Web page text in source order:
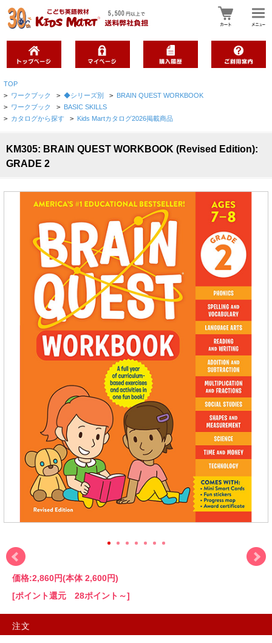
TOP
> ワークブック > ◆シリーズ別 > BRAIN QUEST WORKBOOK
> ワークブック > BASIC SKILLS
> カタログから探す > Kids Martカタログ2026掲載商品
KM305: BRAIN QUEST WORKBOOK (Revised Edition):
GRADE 2
価格:2,860円(本体 2,600円)
[ポイント還元 28ポイント～]
注文